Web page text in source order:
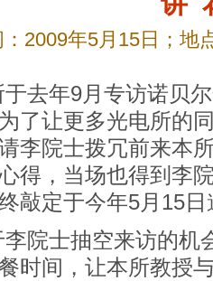
2009年5月 15日； 地
于去年9月专访诺贝
了让更多光电所的
李院士拨冗前来本
得，当场也得到李
敲定于今年5月15
李院士抽空来访的机
时间，让本所教授